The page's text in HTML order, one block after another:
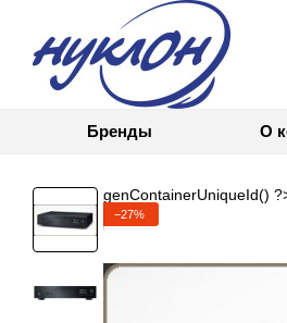
Бренды О
genContainerUniqueId()
−27%